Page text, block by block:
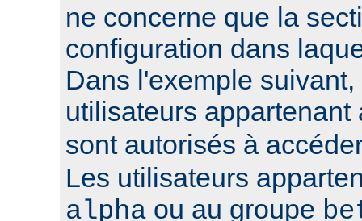
ne concerne que la
configuration dans
Dans l'exemple
utilisateurs
sont autorisés à
Les utilisateurs
alpha ou au groupe